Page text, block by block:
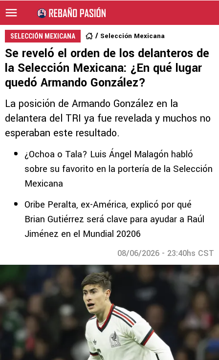
SELECCIÓN MEXICANA Selección Mexicana
Se reveló el orden de los delanteros de
la Selección Mexicana: ¿En qué lugar
quedó Armando González?
La posición de Armando González en la
delantera del TRI ya fue revelada y muchos no
esperaban este resultado.
¿Ochoa o Tala? Luis Ángel Malagón habló
sobre su favorito en la portería de la Selección
Mexicana
Oribe Peralta, ex-América, explicó por qué
Brian Gutiérrez será clave para ayudar a Raúl
Jiménez en el Mundial 20206
08/06/2026 - 23:40hs CST